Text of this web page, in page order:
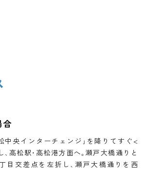
合
中央インターチェンジ｣を降りてすぐ<
､高松駅･高松港方面へ｡瀬戸大橋通りと
目交差点を左折し､瀬戸大橋通りを西